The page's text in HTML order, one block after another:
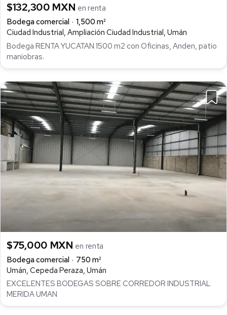
$132,300 MXN en renta
Bodega comercial
1,500 m²
Ciudad Industrial, Ampliación Ciudad Industrial, Umán
Bodega RENTA YUCATAN 1500 m2 con Oficinas, Anden, patio
maniobras.
$75,000 MXN en renta
Bodega comercial
750 m²
Umán, Cepeda Peraza, Umán
EXCELENTES BODEGAS SOBRE CORREDOR INDUSTRIAL
MERIDA UMAN